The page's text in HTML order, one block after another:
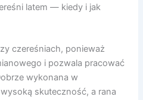
latem — kiedy i jak
czereśniach, ponieważ
i pozwala pracować
wykonana w
skuteczność, a rana